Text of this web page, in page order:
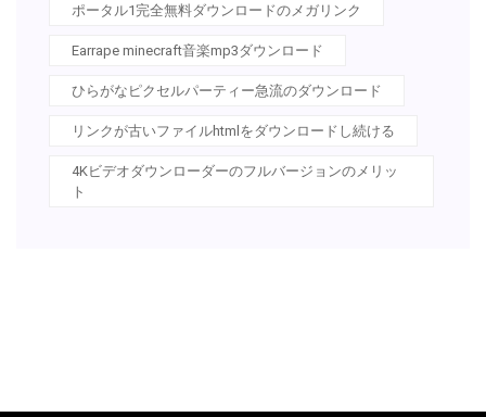
ポータル1完全無料ダウンロードのメガリンク
Earrape minecraft音楽mp3ダウンロード
ひらがなピクセルパーティー急流のダウンロード
リンクが古いファイルhtmlをダウンロードし続ける
4Kビデオダウンローダーのフルバージョンのメリッ
ト